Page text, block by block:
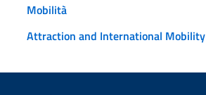
Mobilità
Attraction and International Mobility